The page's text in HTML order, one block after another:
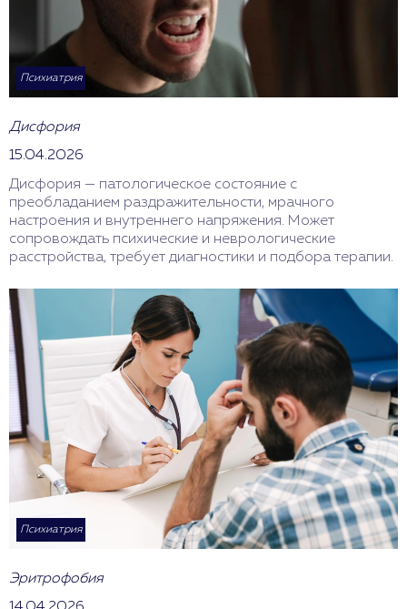
Психиатрия
Дисфория
15.04.2026
Дисфория — патологическое состояние с
преобладанием раздражительности, мрачного
настроения и внутреннего напряжения. Может
сопровождать психические и неврологические
расстройства, требует диагностики и подбора терапии.
Психиатрия
Эритрофобия